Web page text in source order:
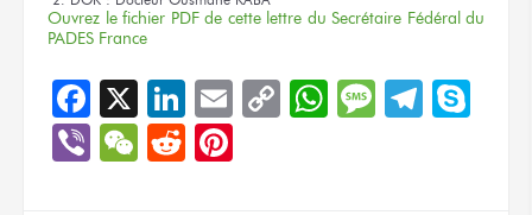
Ouvrez le fichier PDF de cette lettre du Secrétaire Fédéral du
PADES France
Facebook
X LinkedIn
EmailCopyWhatsApp
Message
ViberWeChat
Reddit